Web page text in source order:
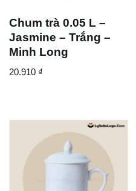
Chum trà 0.05 L –
Jasmine – Trắng –
Minh Long
20.910 ₫